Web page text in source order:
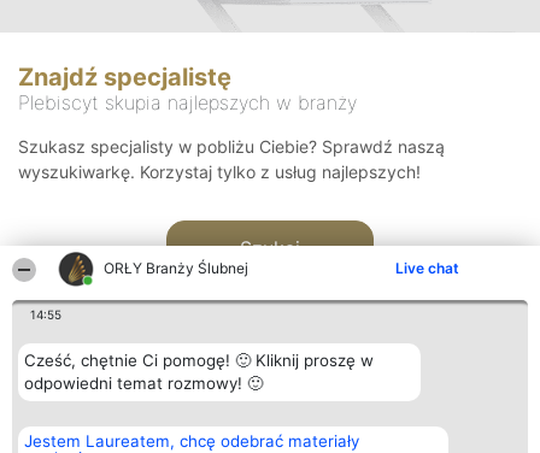
ORŁY Branży Ślubnej Live chat
14:55
Cześć, chętnie Ci pomogę! 🙂 Kliknij proszę w
odpowiedni temat rozmowy! 🙂
Jestem Laureatem, chcę odebrać materiały
Znajdź specjalistę
Plebiscyt skupia najlepszych w branży
Szukasz specjalisty w pobliżu Ciebie? Sprawdź naszą
wyszukiwarkę. Korzystaj tylko z usług najlepszych!
Szukaj
Organizator plebiscytu
Bright Side Solutions sp. z o.
Plebiscyt
Laureaci
Kontakt
Kontakt